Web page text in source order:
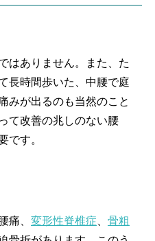
はありません。また、た
長時間歩いた、中腰で庭
みが出るのも当然のこと
て改善の兆しのない腰
です。
痛、 変形性脊椎症
骨粗